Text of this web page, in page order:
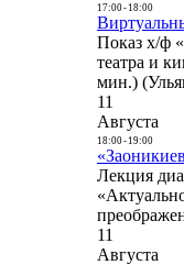
17:00- 18:00
Показ х/ф
театра и
мин.)
11
Августа
18:00- 19:00
Лекция
11
Августа